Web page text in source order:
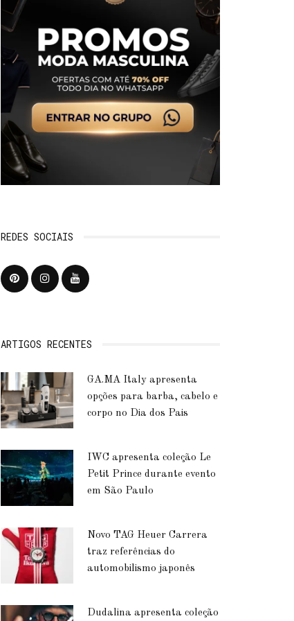
REDES SOCIAIS
ARTIGOS RECENTES
GA.MA Italy apresenta
opções para barba, cabelo e
corpo no Dia dos Pais
IWC apresenta coleção Le
Petit Prince durante evento
em São Paulo
Novo TAG Heuer Carrera
traz referências do
automobilismo japonês
Dudalina apresenta coleção